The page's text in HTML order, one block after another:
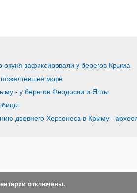
зафиксировали у берегов Крыма
море
- у берегов Феодосии и Ялты
древнего Херсонеса в Крыму -
отключены.